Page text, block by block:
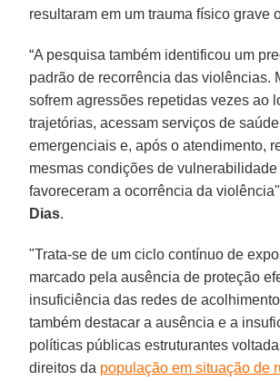
resultaram em um trauma físico grave
“A pesquisa também identificou um
padrão de recorrência das violências.
sofrem agressões repetidas vezes ao
trajetórias, acessam serviços de
emergenciais e, após o atendimento,
mesmas condições de vulnerabilidade
favoreceram a ocorrência da
Dias.
"Trata-se de um ciclo contínuo de
marcado pela ausência de proteção
insuficiência das redes de
também destacar a ausência e a
políticas públicas estruturantes
direitos da população em situação de